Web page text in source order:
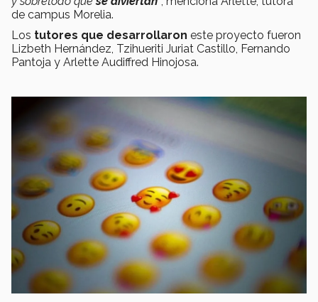
de campus Morelia.
Los tutores que desarrollaron este proyecto fueron
Lizbeth Hernández, Tzihueriti Juriat Castillo, Fernando
Pantoja y Arlette Audiffred Hinojosa.